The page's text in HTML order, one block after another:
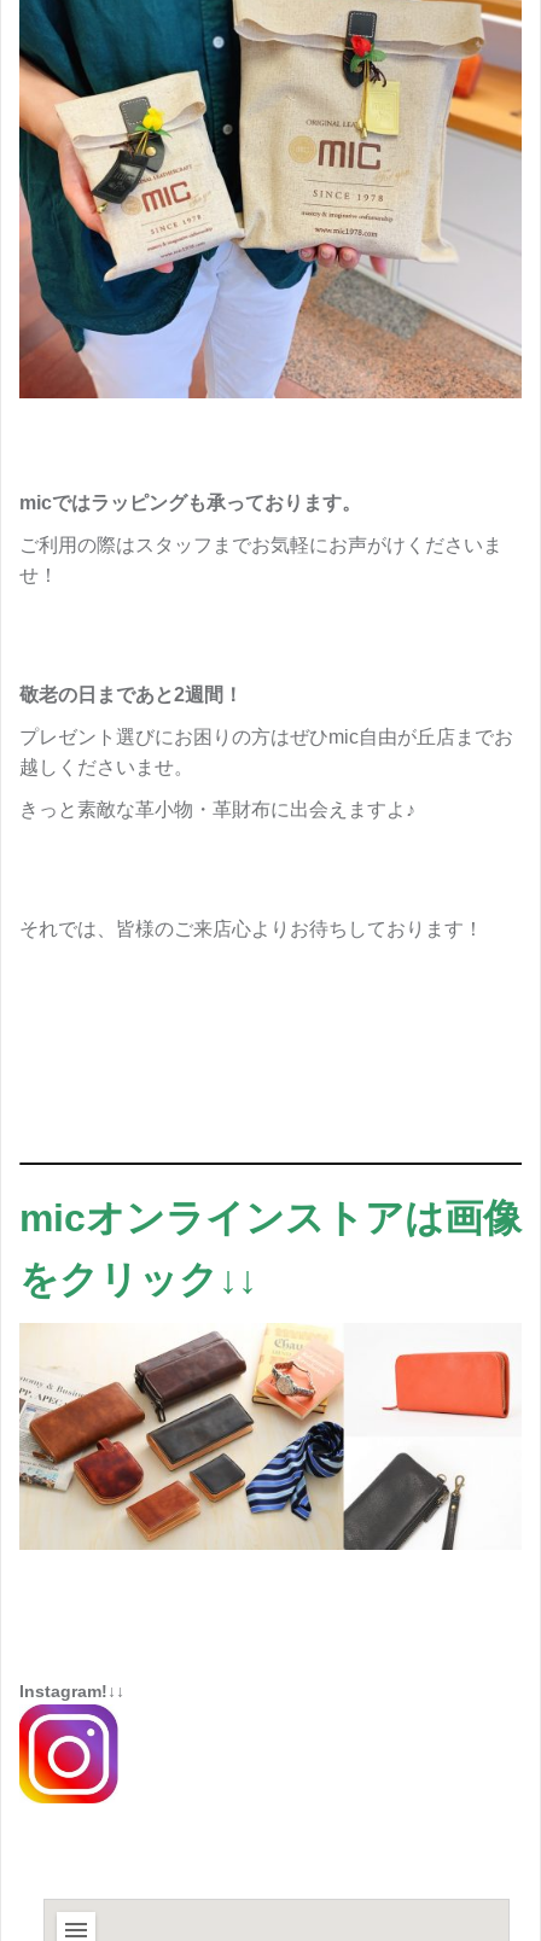
micではラッピングも承っております。
ご利用の際はスタッフまでお気軽にお声がけくださいま
せ！
敬老の日まであと2週間！
プレゼント選びにお困りの方はぜひmic自由が丘店までお
越しくださいませ。
きっと素敵な革小物・革財布に出会えますよ♪
それでは、皆様のご来店心よりお待ちしております！
micオンラインストアは画像
をクリック↓↓
Instagram!↓↓